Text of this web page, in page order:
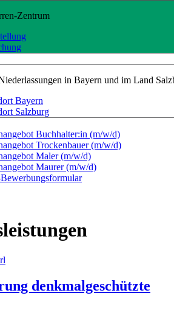
Zentrum
in Bayern und im Land
Bayern
Salzburg
Buchhalter:in (m/w/d)
Trockenbauer (m/w/d)
Maler (m/w/d)
Maurer (m/w/d)
denkmalgeschützte